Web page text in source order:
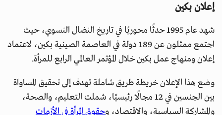
إعلان بكين
شهد عام 1995 حدثًا محوريًا في تاريخ النضال النسوي، حيث
اجتمع ممثلون عن 189 دولة في العاصمة الصينية بكين، لاعتماد
إعلان ومنهاج عمل بكين خلال المؤتمر العالمي الرابع للمرأة.
وضع هذا الإعلان خريطة طريق شاملة تهدف إلى تحقيق المساواة
بين الجنسين في 12 مجالًا رئيسيًا، شملت التعليم، والصحة،
والمشاركة السياسية، والاقتصاد، وحقوق المرأة في الأزمات